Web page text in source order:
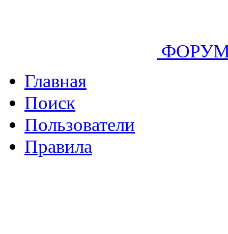
Главная
Поиск
Пользователи
Правила